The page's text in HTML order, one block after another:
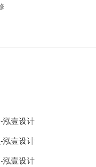
泓壹设计
泓壹设计
泓壹设计